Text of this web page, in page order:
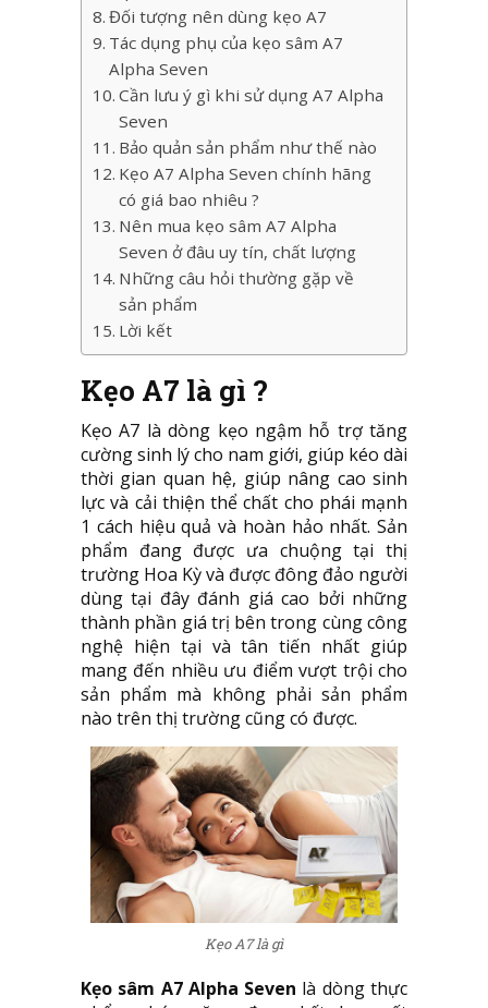
Đối tượng nên dùng kẹo A7
Tác dụng phụ của kẹo sâm A7
Alpha Seven
Cần lưu ý gì khi sử dụng A7 Alpha
Seven
Bảo quản sản phẩm như thế nào
Kẹo A7 Alpha Seven chính hãng
có giá bao nhiêu ?
Nên mua kẹo sâm A7 Alpha
Seven ở đâu uy tín, chất lượng
Những câu hỏi thường gặp về
sản phẩm
Lời kết
Kẹo A7 là gì ?
Kẹo A7 là dòng kẹo ngậm hỗ trợ tăng
cường sinh lý cho nam giới, giúp kéo dài
thời gian quan hệ, giúp nâng cao sinh
lực và cải thiện thể chất cho phái mạnh
1 cách hiệu quả và hoàn hảo nhất. Sản
phẩm đang được ưa chuộng tại thị
trường Hoa Kỳ và được đông đảo người
dùng tại đây đánh giá cao bởi những
thành phần giá trị bên trong cùng công
nghệ hiện tại và tân tiến nhất giúp
mang đến nhiều ưu điểm vượt trội cho
sản phẩm mà không phải sản phẩm
nào trên thị trường cũng có được.
Kẹo A7 là gì
Kẹo sâm A7 Alpha Seven là dòng thực